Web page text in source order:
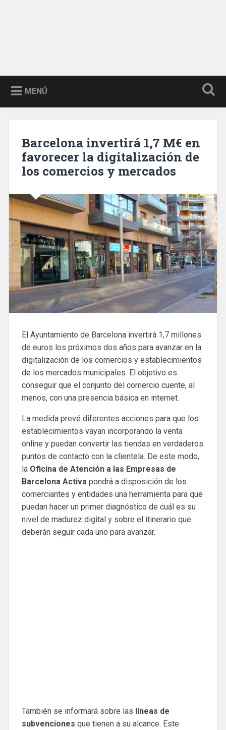
MENÚ
Barcelona invertirá 1,7 M€ en
favorecer la digitalización de
los comercios y mercados
El Ayuntamiento de Barcelona invertirá 1,7 millones
de euros los próximos dos años para avanzar en la
digitalización de los comercios y establecimientos
de los mercados municipales. El objetivo es
conseguir que el conjunto del comercio cuente, al
menos, con una presencia básica en internet.
La medida prevé diferentes acciones para que los
establecimientos vayan incorporando la venta
online y puedan convertir las tiendas en verdaderos
puntos de contacto con la clientela. De este modo,
la Oficina de Atención a las Empresas de
Barcelona Activa pondrá a disposición de los
comerciantes y entidades una herramienta para que
puedan hacer un primer diagnóstico de cuál es su
nivel de madurez digital y sobre el itinerario que
deberán seguir cada uno para avanzar.
También se informará sobre las líneas de
subvenciones que tienen a su alcance. Este